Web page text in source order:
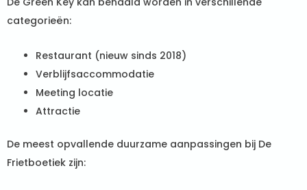
categorieën:
Restaurant (nieuw sinds 2018)
Verblijfsaccommodatie
Meeting locatie
Attractie
De meest opvallende duurzame aanpassingen bij De
Frietboetiek zijn: